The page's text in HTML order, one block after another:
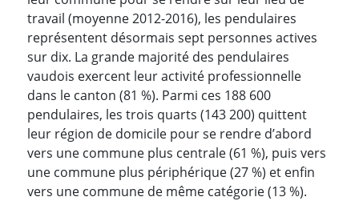
travail (moyenne 2012-2016), les pendulaires
représentent désormais sept personnes actives
sur dix. La grande majorité des pendulaires
vaudois exercent leur activité professionnelle
dans le canton (81 %). Parmi ces 188 600
pendulaires, les trois quarts (143 200) quittent
leur région de domicile pour se rendre d’abord
vers une commune plus centrale (61 %), puis vers
une commune plus périphérique (27 %) et enfin
vers une commune de même catégorie (13 %).